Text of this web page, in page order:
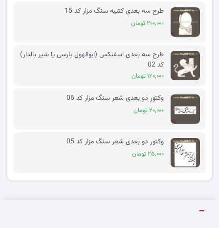
طرح سه بعدی کتیبه سنگ مزار کد 15
۲۰۰,۰۰۰ تومان
طرح سه بعدی اسفنکس (ابوالهول پارسی یا شیر بالدار)
کد 02
۱۲۰,۰۰۰ تومان
وکتور دو بعدی شعر سنگ مزار کد 06
۲۰,۰۰۰ تومان
وکتور دو بعدی شعر سنگ مزار کد 05
۲۵,۰۰۰ تومان